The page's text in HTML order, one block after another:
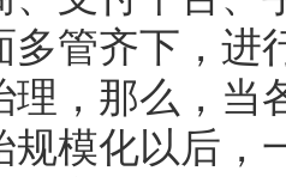
多管齐下，进
理，那么，当
规模化以后，